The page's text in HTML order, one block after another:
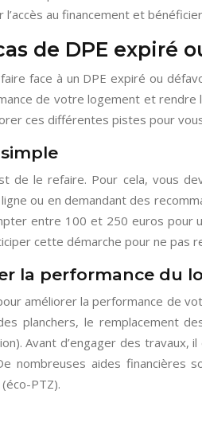
au financement et
de DPE expiré
face à un DPE expiré ou
de votre logement et
ces différentes pistes pour
de le refaire. Pour cela, vous
ou en demandant des
entre 100 et 250 euros
cette démarche pour ne pas
la performance du
améliorer la performance de
planchers, le remplacement
Avant d’engager des
aides financières
PTZ).